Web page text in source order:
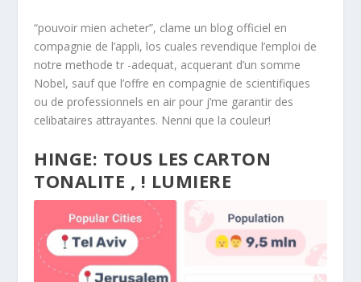
“pouvoir mien acheter”, clame un blog officiel en
compagnie de l’appli, los cuales revendique l’emploi de
notre methode tr -adequat, acquerant d’un somme
Nobel, sauf que l’offre en compagnie de scientifiques
ou de professionnels en air pour j’me garantir des
celibataires attrayantes. Nenni que la couleur!
HINGE: TOUS LES CARTON
TONALITE , ! LUMIERE